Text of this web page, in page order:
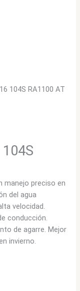
104S RA1100 AT
manejo preciso en
del agua
velocidad.
conducción.
de agarre. Mejor
invierno.